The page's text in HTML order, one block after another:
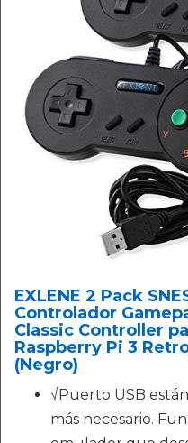
EXLENE 2 Pack
Controlador
Classic Controller
Raspberry Pi 3
(Negro)
√Puerto USB
más necesario.